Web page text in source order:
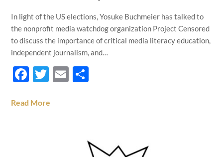
In light of the US elections, Yosuke Buchmeier has talked to
the nonprofit media watchdog organization Project Censored
to discuss the importance of critical media literacy education,
independent journalism, and…
Facebook
Twitter
Email
Read More